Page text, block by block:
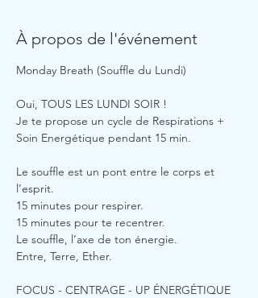
À propos de l'événement
Monday Breath (Souffle du Lundi)
Oui, TOUS LES LUNDI SOIR !
Je te propose un cycle de Respirations +
Soin Energétique pendant 15 min.
Le souffle est un pont entre le corps et
l’esprit.
15 minutes pour respirer.
15 minutes pour te recentrer.
Le souffle, l’axe de ton énergie.
Entre, Terre, Ether.
FOCUS - CENTRAGE - UP ÉNERGÉTIQUE